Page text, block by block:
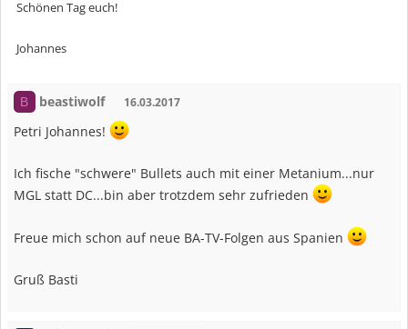
Schönen Tag euch!
Johannes
B beastiwolf 16.03.2017
Petri Johannes!
Ich fische "schwere" Bullets auch mit einer Metanium...nur
MGL statt DC...bin aber trotzdem sehr zufrieden
Freue mich schon auf neue BA-TV-Folgen aus Spanien
Gruß Basti